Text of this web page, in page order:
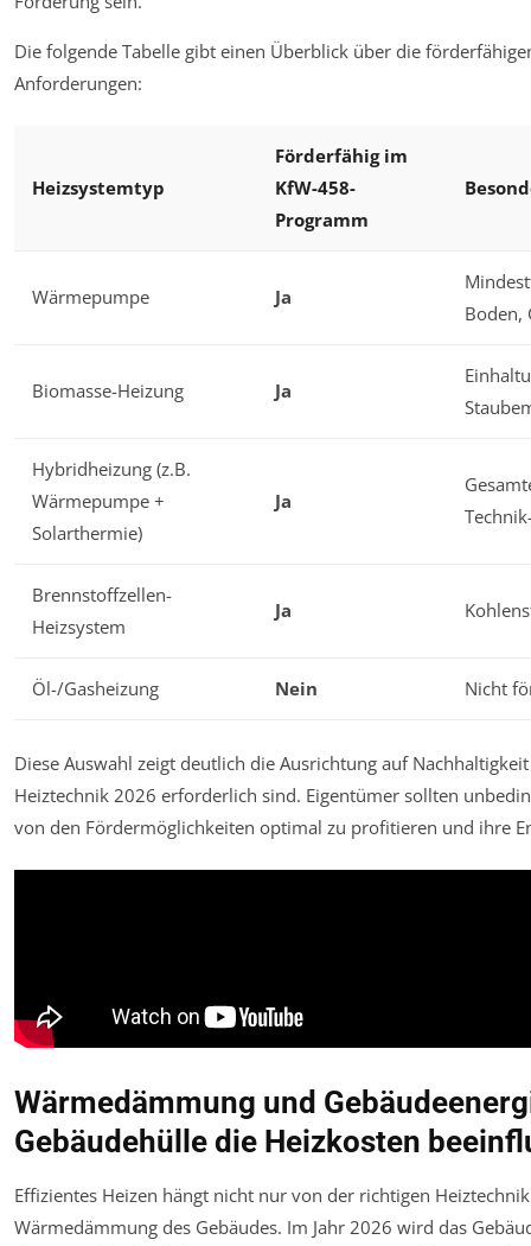
Die folgende Tabelle gibt einen Überblick über die
Anforderungen:
Heizsystemtyp
Förderfähig im
KfW-458-
Programm
Wärmepumpe Ja
Boden,
Biomasse-Heizung Ja
Hybridheizung (z.B.
Wärmepumpe +
Solarthermie)
Ja
Brennstoffzellen-
Heizsystem
Ja
Öl-/Gasheizung Nein Nicht
Diese Auswahl zeigt deutlich die Ausrichtung auf
Heiztechnik 2026 erforderlich sind. Eigentümer sollten
von den Fördermöglichkeiten optimal zu profitieren und ihre
Wärmedämmung und
Gebäudehülle die Heizkosten
Effizientes Heizen hängt nicht nur von der richtigen
Wärmedämmung des Gebäudes. Im Jahr 2026 wird das